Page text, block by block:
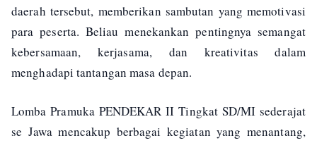
daerah tersebut, memberikan sambutan yang memotivasi
para peserta. Beliau menekankan pentingnya semangat
kebersamaan, kerjasama, dan kreativitas dalam
menghadapi tantangan masa depan.
Lomba Pramuka PENDEKAR II Tingkat SD/MI sederajat
se Jawa mencakup berbagai kegiatan yang menantang,